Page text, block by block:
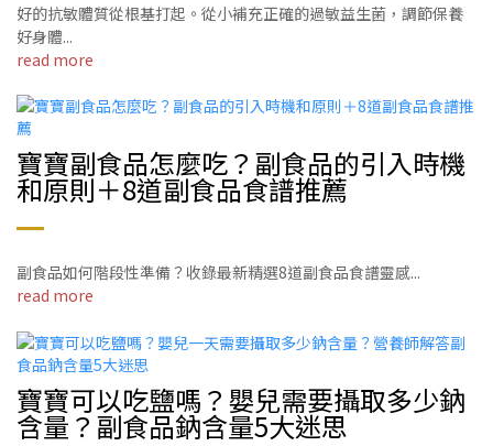
好的抗敏體質從根基打起。從小補充正確的過敏益生菌，調節保養
好身體...
read more
寶寶副食品怎麼吃？副食品的引入時機
和原則＋8道副食品食譜推薦
副食品如何階段性準備？收錄最新精選8道副食品食譜靈感...
read more
寶寶可以吃鹽嗎？嬰兒需要攝取多少鈉
含量？副食品鈉含量5大迷思